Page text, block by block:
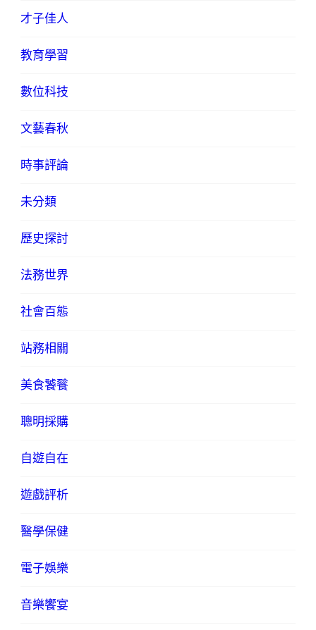
才子佳人
教育學習
數位科技
文藝春秋
時事評論
未分類
歷史探討
法務世界
社會百態
站務相關
美食饕餮
聰明採購
自遊自在
遊戲評析
醫學保健
電子娛樂
音樂饗宴